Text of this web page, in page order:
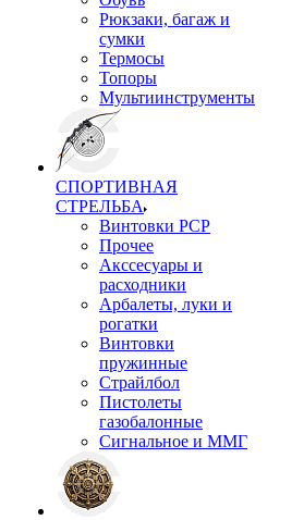
Рюкзаки, багаж и
сумки
Термосы
Топоры
Мультиинструменты
СПОРТИВНАЯ
СТРЕЛЬБА
Винтовки PCP
Прочее
Акссесуары и
расходники
Арбалеты, луки и
рогатки
Винтовки
пружинные
Страйлбол
Пистолеты
газобалонные
Сигнальное и ММГ